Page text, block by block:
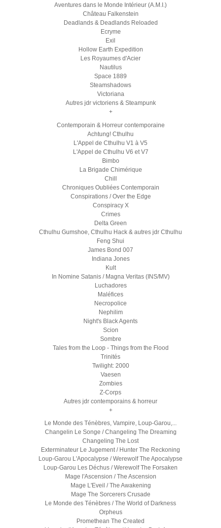
Aventures dans le Monde Intérieur (A.M.I.)
Château Falkenstein
Deadlands & Deadlands Reloaded
Ecryme
Exil
Hollow Earth Expedition
Les Royaumes d'Acier
Nautilus
Space 1889
Steamshadows
Victoriana
Autres jdr victoriens & Steampunk
+
Contemporain & Horreur contemporaine
Achtung! Cthulhu
L'Appel de Cthulhu V1 à V5
L'Appel de Cthulhu V6 et V7
Bimbo
La Brigade Chimérique
Chill
Chroniques Oubliées Contemporain
Conspirations / Over the Edge
Conspiracy X
Crimes
Delta Green
Cthulhu Gumshoe, Cthulhu Hack & autres jdr Cthulhu
Feng Shui
James Bond 007
Indiana Jones
Kult
In Nomine Satanis / Magna Veritas (INS/MV)
Luchadores
Maléfices
Necropolice
Nephilim
Night's Black Agents
Scion
Sombre
Tales from the Loop - Things from the Flood
Trinités
Twilight: 2000
Vaesen
Zombies
Z-Corps
Autres jdr contemporains & horreur
+
Le Monde des Ténèbres, Vampire, Loup-Garou,...
Changelin Le Songe / Changeling The Dreaming
Changeling The Lost
Exterminateur Le Jugement / Hunter The Reckoning
Loup-Garou L'Apocalypse / Werewolf The Apocalypse
Loup-Garou Les Déchus / Werewolf The Forsaken
Mage l'Ascension / The Ascension
Mage L'Eveil / The Awakening
Mage The Sorcerers Crusade
Le Monde des Ténèbres / The World of Darkness
Orpheus
Promethean The Created